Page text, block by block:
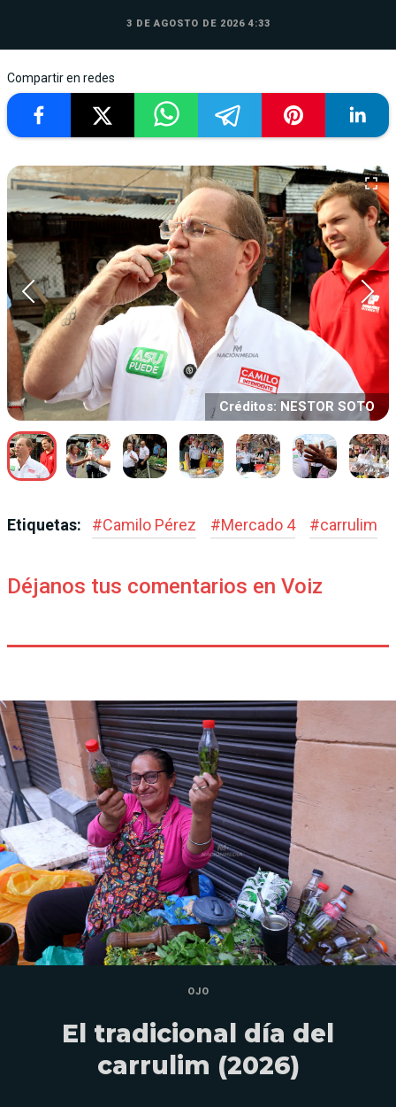
3 DE AGOSTO DE 2026 4:33
Compartir en redes
Créditos: NESTOR SOTO
Etiquetas: #Camilo Pérez #Mercado 4 #carrulim
Déjanos tus comentarios en Voiz
OJO
El tradicional día del
carrulim (2026)